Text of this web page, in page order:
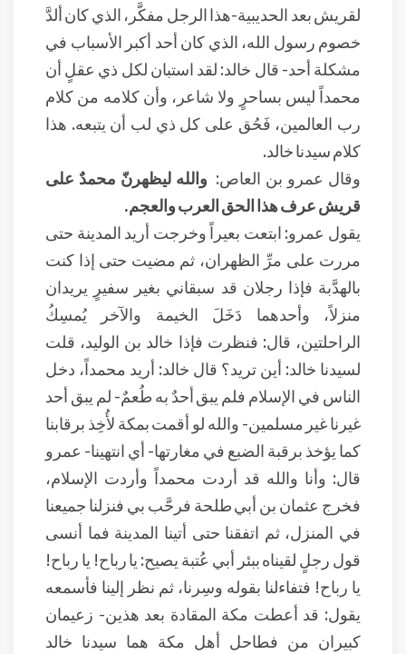
لقريش بعد الحديبية-هذا الرجل مفكَّر، الذي كان ألدَّ
خصوم رسول الله، الذي كان أحد أكبر الأسباب في
مشكلة أحد- قال خالد: لقد استبان لكل ذي عقلٍ أن
محمداً ليس بساحرٍ ولا شاعر، وأن كلامه من كلام
رب العالمين، فَحُق على كل ذي لب أن يتبعه. هذا
كلام سيدنا خالد.
وقال عمرو بن العاص: والله ليظهرنّ محمدٌ على
قريش عرف هذا الحق العرب والعجم.
يقول عمرو: ابتعت بعيراً وخرجت أريد المدينة حتى
مررت على مرِّ الظهران، ثم مضيت حتى إذا كنت
بالهدَّبة فإذا رجلان قد سبقاني بغير سفيرٍ يريدان
منزلاً، وأحدهما دَخَلَ الخيمة والآخر يُمسِكُ
الراحلتين، قال: فنظرت فإذا خالد بن الوليد، قلت
لسيدنا خالد: أين تريد؟ قال خالد: أريد محمداً، دخل
الناس في الإسلام فلم يبق أحدٌ به طُعمٌ- لم يبق أحد
غيرنا غير مسلمين- والله لو أقمت بمكة لأُخِذ برقابنا
كما يؤخذ برقبة الضبع في مغارتها- أي انتهينا- عمرو
قال: وأنا والله قد أردت محمداً وأردت الإسلام،
فخرج عثمان بن أبي طلحة فرحَّب بي فنزلنا جميعنا
في المنزل، ثم اتفقنا حتى أتينا المدينة فما أنسى
قول رجلٍ لقيناه ببئر أبي عُتبة يصيح: يا رباح! يا رباح!
يا رباح! فتفاءلنا بقوله وسِرنا، ثم نظر إلينا فأسمعه
يقول: قد أعطت مكة المقادة بعد هذين- زعيمان
كبيران من فطاحل أهل مكة هما سيدنا خالد